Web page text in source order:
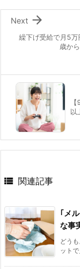
繰下げ受給で月5
歳か

Next
以
 関連記事
｢メ
な事
どう
ット